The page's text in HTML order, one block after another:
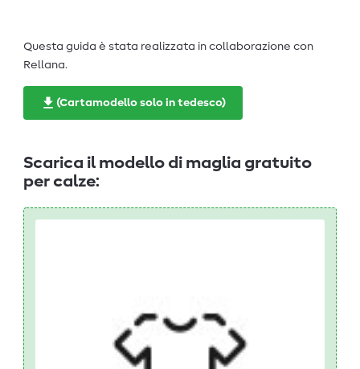
Questa guida è stata realizzata in collaborazione con
Rellana.
(Cartamodello solo in tedesco)
Scarica il modello di maglia gratuito
per calze: